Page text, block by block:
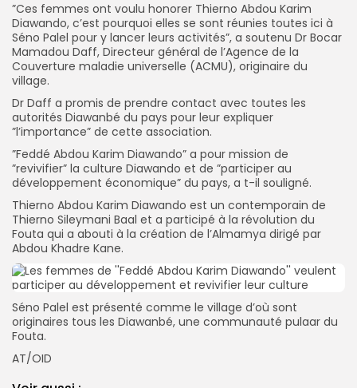
”Ces femmes ont voulu honorer Thierno Abdou Karim
Diawando, c’est pourquoi elles se sont réunies toutes ici à
Séno Palel pour y lancer leurs activités”, a soutenu Dr Bocar
Mamadou Daff, Directeur général de l’Agence de la
Couverture maladie universelle (ACMU), originaire du
village.
Dr Daff a promis de prendre contact avec toutes les
autorités Diawanbé du pays pour leur expliquer
”l’importance” de cette association.
”Feddé Abdou Karim Diawando” a pour mission de
”revivifier” la culture Diawando et de ”participer au
développement économique” du pays, a t-il souligné.
Thierno Abdou Karim Diawando est un contemporain de
Thierno Sileymani Baal et a participé à la révolution du
Fouta qui a abouti à la création de l’Almamya dirigé par
Abdou Khadre Kane.
Séno Palel est présenté comme le village d’où sont
originaires tous les Diawanbé, une communauté pulaar du
Fouta.
AT/OID